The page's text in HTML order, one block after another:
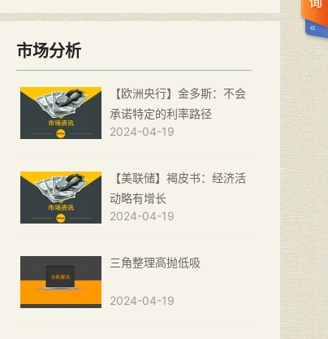
市场分析
【欧洲央行】金多斯：不会
承诺特定的利率路径
2024-04-19
【美联储】褐皮书：经济活
动略有增长
2024-04-19
三角整理高抛低吸
2024-04-19